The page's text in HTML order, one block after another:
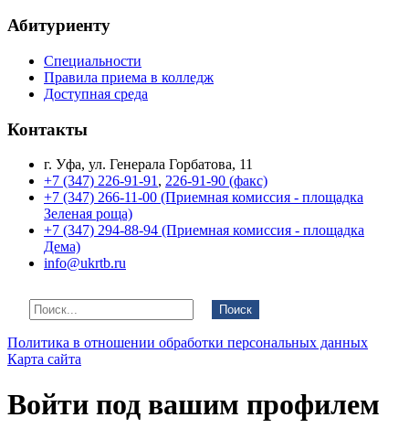
Абитуриенту
Специальности
Правила приема в колледж
Доступная среда
Контакты
г. Уфа, ул. Генерала Горбатова, 11
+7 (347) 226-91-91 , 226-91-90 (факс)
+7 (347) 266-11-00 (Приемная комиссия - площадка
Зеленая роща)
+7 (347) 294-88-94 (Приемная комиссия - площадка
Дема)
info@ukrtb.ru
Поиск
Политика в отношении обработки персональных данных
Карта сайта
Войти под вашим профилем